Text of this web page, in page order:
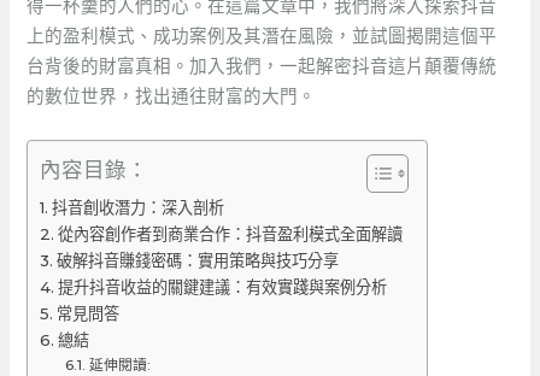
得一杯羹的人們的心。在這篇文章中，我們將深入探索抖音
上的盈利模式、成功案例及其潛在風險，並試圖揭開這個平
台背後的財富真相。加入我們，一起解密抖音這片顛覆傳統
的數位世界，找出通往財富的大門。
內容目錄：
抖音創收潛力：深入剖析
從內容創作者到商業合作：抖音盈利模式全面解讀
破解抖音賺錢密碼：實用策略與技巧分享
提升抖音收益的關鍵建議：有效實踐與案例分析
常見問答
總結
延伸閱讀: